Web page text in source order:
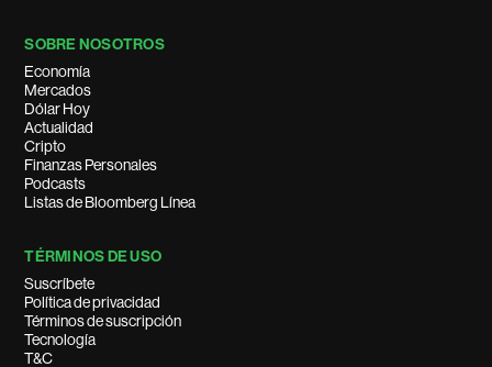
SOBRE NOSOTROS
Economía
Mercados
Dólar Hoy
Actualidad
Cripto
Finanzas Personales
Podcasts
Listas de Bloomberg Línea
TÉRMINOS DE USO
Suscríbete
Política de privacidad
Términos de suscripción
Tecnología
T&C